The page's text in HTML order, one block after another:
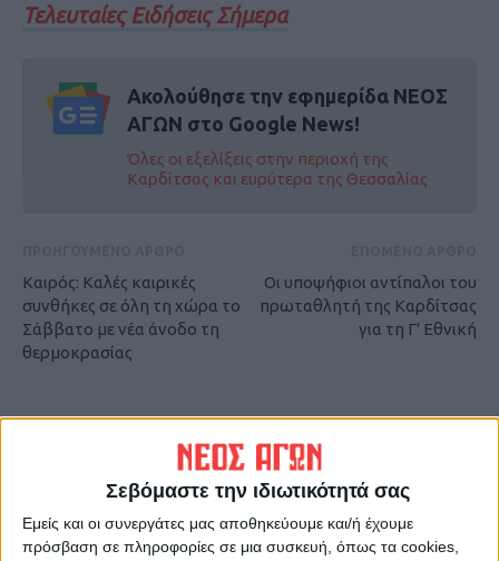
Σεβόμαστε την ιδιωτικότητά σας
Εμείς και οι συνεργάτες μας αποθηκεύουμε και/ή έχουμε
πρόσβαση σε πληροφορίες σε μια συσκευή, όπως τα cookies,
Τελευταίες Ειδήσεις Σήμερα
Ακολούθησε την εφημερίδα ΝΕΟΣ
ΑΓΩΝ στο Google News!
Όλες οι εξελίξεις στην περιοχή της
Καρδίτσας και ευρύτερα της Θεσσαλίας
Καιρός: Καλές καιρικές
συνθήκες σε όλη τη χώρα το
Σάββατο με νέα άνοδο τη
θερμοκρασίας
Οι υποψήφιοι αντίπαλοι του
πρωταθλητή της Καρδίτσας
για τη Γ' Εθνική